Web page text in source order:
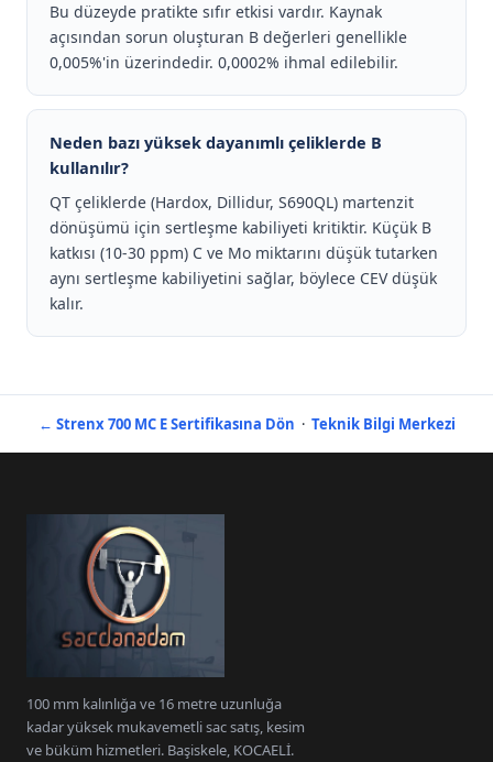
Bu düzeyde pratikte sıfır etkisi vardır. Kaynak
açısından sorun oluşturan B değerleri genellikle
0,005%'in üzerindedir. 0,0002% ihmal edilebilir.
Neden bazı yüksek dayanımlı çeliklerde B
kullanılır?
QT çeliklerde (Hardox, Dillidur, S690QL) martenzit
dönüşümü için sertleşme kabiliyeti kritiktir. Küçük B
katkısı (10-30 ppm) C ve Mo miktarını düşük tutarken
aynı sertleşme kabiliyetini sağlar, böylece CEV düşük
kalır.
← Strenx 700 MC E Sertifikasına Dön · Teknik Bilgi Merkezi
100 mm kalınlığa ve 16 metre uzunluğa
kadar yüksek mukavemetli sac satış, kesim
ve büküm hizmetleri. Başiskele, KOCAELİ.